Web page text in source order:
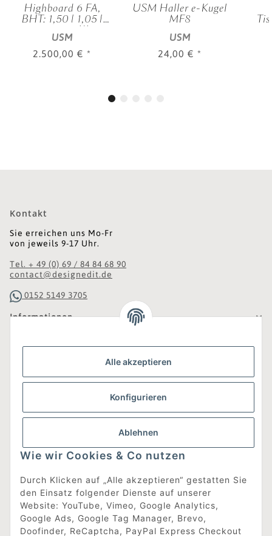
Alle akzeptieren
Konfigurieren
Ablehnen
Wie wir Cookies & Co nutzen
Durch Klicken auf „Alle akzeptieren“ gestatten Sie
den Einsatz folgender Dienste auf unserer
Website: YouTube, Vimeo, Google Analytics,
Google Ads, Google Tag Manager, Brevo,
Doofinder, ReCaptcha, PayPal Express Checkout
Highboard 6 FA,
BHT: 1,50 | 1,05 |
0,35 m, 4 KL,
verschied. Farben
USM
2.500,00 € *
USM Haller e-Kugel
MF8
USM
24,00 € *
Kontakt
Sie erreichen uns Mo-Fr
von jeweils 9-17 Uhr.
Tel. + 49 (0) 69 / 84 84 68 90
contact@designedit.de
0152 5149 3705
Informationen
Gesetzliche Informationen
Was ist DesignEdit_?
Eine Online-Boutique für individuelles Design.
Ausgewählte Designer-Möbel und Accessoires, neue und
gebrauchte Designklassiker, die Entdeckung
unbekannter Manufakturen und Interior-Schätze aus
aller Welt sowie ein Blogazine mit jeder Menge
Inspiration.
Für alle, die nach dem Besonderen suchen!
[mehr erfahren]